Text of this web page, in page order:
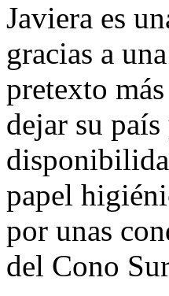
Javiera es
gracias a
pretexto
dejar su
papel
por unas
del Cono